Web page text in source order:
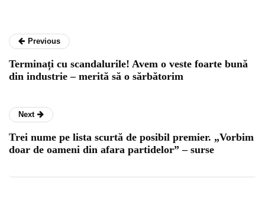
Previous
Terminați cu scandalurile! Avem o veste foarte bună
din industrie – merită să o sărbătorim
Next
Trei nume pe lista scurtă de posibil premier. „Vorbim
doar de oameni din afara partidelor” – surse